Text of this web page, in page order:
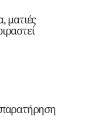
ματιές
παρατήρηση